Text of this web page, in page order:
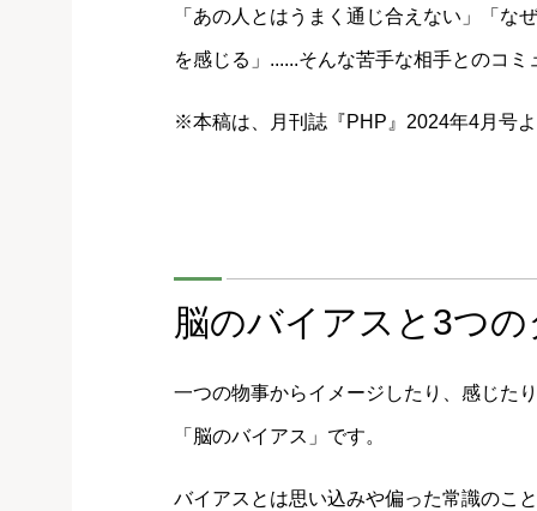
「あの人とはうまく通じ合えない」「な
を感じる」......そんな苦手な相手とのコ
※本稿は、月刊誌『PHP』2024年4月号
脳のバイアスと3つ
一つの物事からイメージしたり、感じた
「脳のバイアス」です。
バイアスとは思い込みや偏った常識のこ